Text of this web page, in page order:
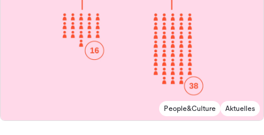
People&Culture Aktuelles